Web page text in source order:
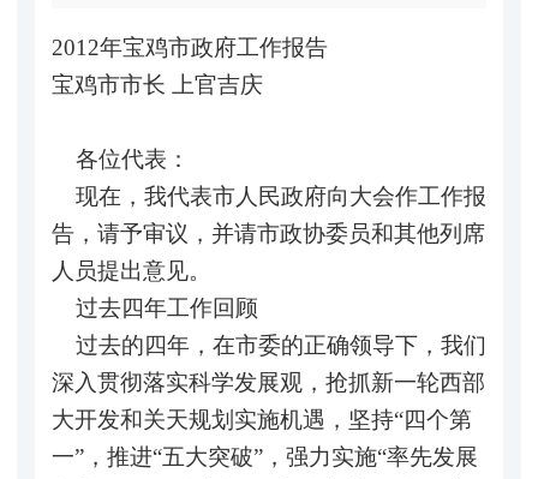
2012年宝鸡市政府工作报告
宝鸡市市长 上官吉庆
各位代表：
现在，我代表市人民政府向大会作工作报
告，请予审议，并请市政协委员和其他列席
人员提出意见。
过去四年工作回顾
过去的四年，在市委的正确领导下，我们
深入贯彻落实科学发展观，抢抓新一轮西部
大开发和关天规划实施机遇，坚持“四个第
一”，推进“五大突破”，强力实施“率先发展